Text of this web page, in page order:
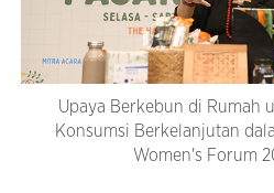
Upaya Berkebun di Rumah
Konsumsi Berkelanjutan
Women's Forum